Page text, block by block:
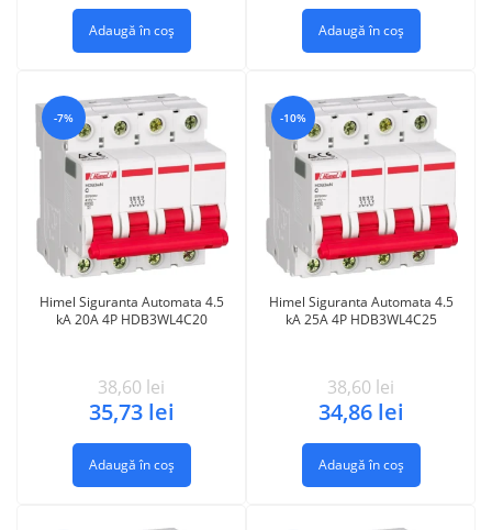
Adaugă în coș Adaugă în coș
-7%
Himel Siguranta Automata 4.5
kA 20A 4P HDB3WL4C20
38,60 lei
35,73 lei
Adaugă în coș
-10%
Himel Siguranta Automata 4.5
kA 25A 4P HDB3WL4C25
38,60 lei
34,86 lei
Adaugă în coș